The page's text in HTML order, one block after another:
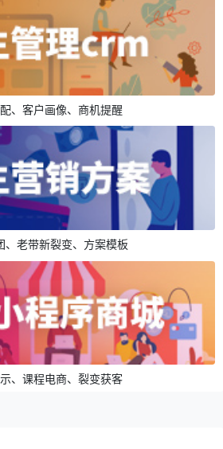
、客户画像、商机提醒
、老带新裂变、方案模板
、课程电商、裂变获客